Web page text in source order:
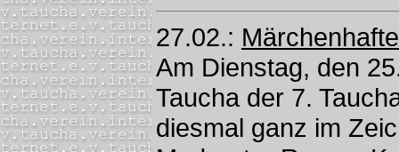
27.02.:
Am Dienstag, den
Taucha der 7.
diesmal ganz im